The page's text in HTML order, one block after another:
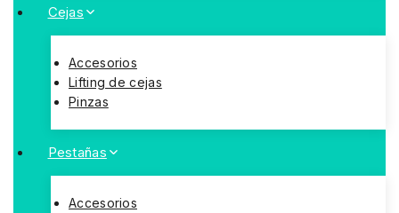
Cejas
Accesorios
Lifting de cejas
Pinzas
Pestañas
Accesorios